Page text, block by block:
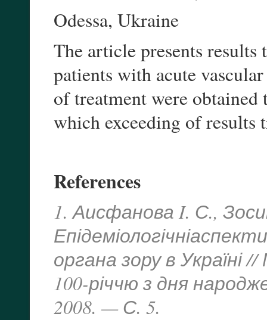
Odessa, Ukraine
The article presents
patients with acute
of treatment were obtained
which exceeding of results
References
1. Аисфанова I. С.,
органа зору в
100-річчю з дня
2008. — С. 5.